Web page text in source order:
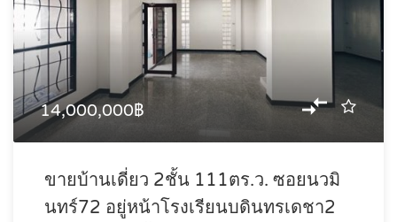
14,000,000฿
ขายบ้านเดี่ยว 2ชั้น 111ตร.ว. ซอยนวมิ
นทร์72 อยู่หน้าโรงเรียนบดินทรเดชา2